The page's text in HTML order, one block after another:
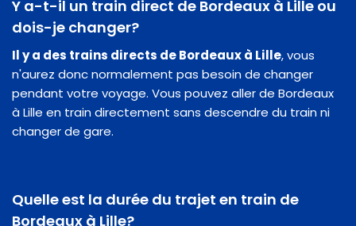
Y a-t-il un train direct de Bordeaux à Lille ou
dois-je changer?
Il y a des trains directs de Bordeaux à Lille, vous
n'aurez donc normalement pas besoin de changer
pendant votre voyage. Vous pouvez aller de Bordeaux
à Lille en train directement sans descendre du train ni
changer de gare.
Quelle est la durée du trajet en train de
Bordeaux à Lille?